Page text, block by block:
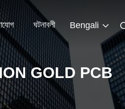
ঘটনাবলী Bengali
GOLD PCB